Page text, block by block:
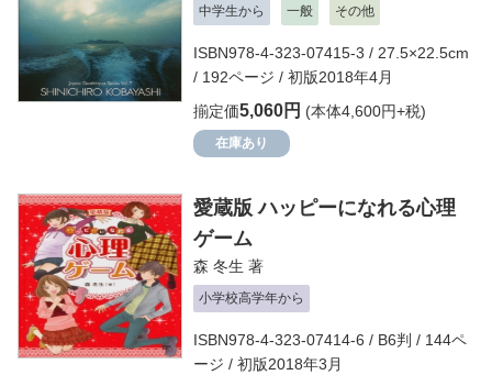
中学生から 一般 その他
ISBN978-4-323-07415-3 / 27.5×22.5cm
/ 192ページ / 初版2018年4月
揃定価5,060円 (本体4,600円+税)
在庫あり
愛蔵版 ハッピーになれる心理
ゲーム
森 冬生 著
小学校高学年から
ISBN978-4-323-07414-6 / B6判 / 144ペ
ージ / 初版2018年3月